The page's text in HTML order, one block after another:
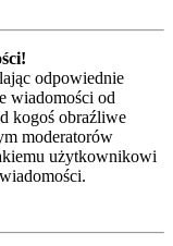
odpowiednie
wiadomości od
kogoś obraźliwe
moderatorów
użytkownikowi